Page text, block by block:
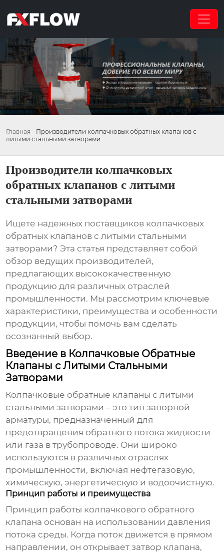
Главная - Производители колпачковых обратных клапанов с
литыми стальными затворами
Производители колпачковых
обратных клапанов с литыми
стальными затворами
Ищете надежных поставщиков колпачковых
обратных клапанов с литыми стальными
затворами? Эта статья представляет собой
обзор ведущих производителей,
предлагающих высококачественную
продукцию для различных отраслей
промышленности. Мы рассмотрим ключевые
характеристики, преимущества и особенности
продукции, чтобы помочь вам сделать
осознанный выбор.
Введение в Колпачковые Обратные
Клапаны с Литыми Стальными
Затворами
Колпачковые обратные клапаны с литыми
стальными затворами – это тип запорной
арматуры, предназначенный для
предотвращения обратного потока жидкости
или газа в трубопроводе. Они широко
используются в различных отраслях
промышленности, включая нефтегазовую,
химическую, энергетическую и водоочистную.
Принцип работы и преимущества
Принцип работы колпачкового обратного
клапана основан на использовании давления
потока среды. Когда поток движется в прямом
направлении, он открывает затвор клапана,